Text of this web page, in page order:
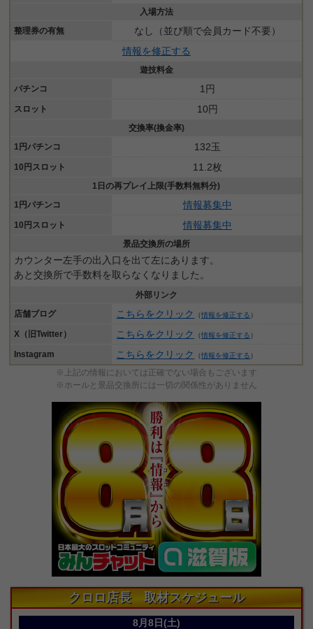
入場方法
整理券の有無
なし（並び順で会員カード不要）
情報を修正する
遊技料金
パチンコ
1円
スロット 10円
交換率(換金率)
1円パチンコ
132玉
10円スロット 11.2枚
1日の再プレイ上限(手数料無料分)
1円パチンコ
情報募集中
10円スロット 情報募集中
景品交換所の場所
カウンター左手の出入口を出て左にあります。
あと交換所で手数料を取らなくなりました。
外部リンク
店舗ブログ
こちらをクリック （情報を修正する ）
X（旧Twitter） こちらをクリック （情報を修正する ）
Instagram こちらをクリック （情報を修正する ）
※上記の情報においては正確でない場合もございます
※ホールと景品交換所には一切の関係性がありません
クロロ店長 取材スケジュール
8月8日(土)